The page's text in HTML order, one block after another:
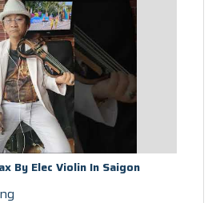
By Elec Violin In Saigon
TCS...